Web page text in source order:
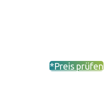
*Preis prüfen